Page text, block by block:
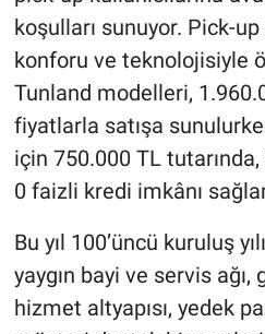
koşulları sunuyor. Pick-
konforu ve teknolojisiyle
Tunland modelleri,
fiyatlarla satışa
için 750.000 TL
0 faizli kredi imkânı
Bu yıl 100’üncü kuruluş
yaygın bayi ve servis ağı,
hizmet altyapısı, yedek